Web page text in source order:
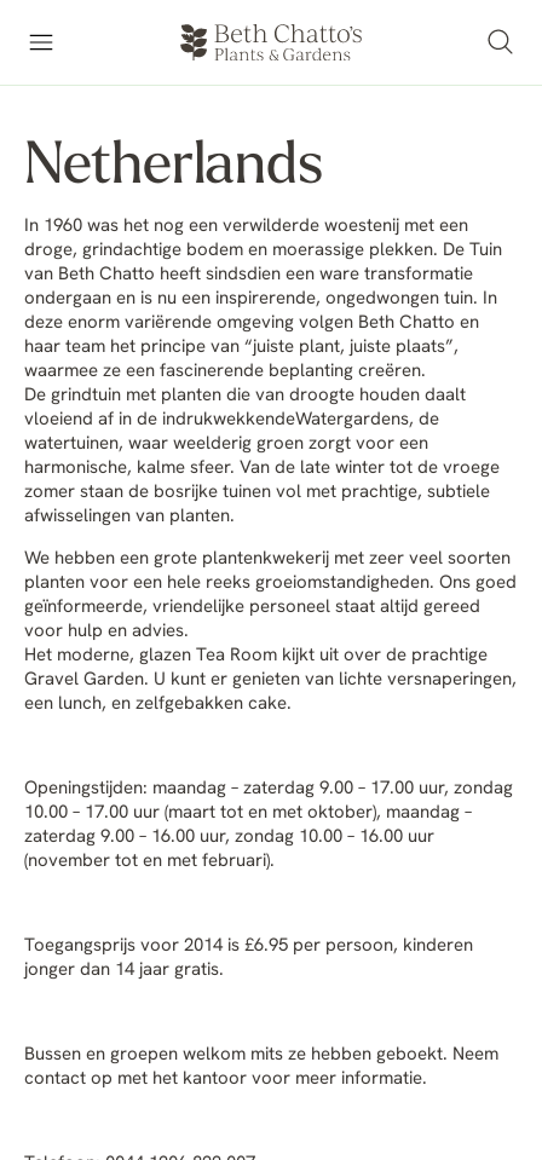
Netherlands
In 1960 was het nog een verwilderde woestenij met een
droge, grindachtige bodem en moerassige plekken. De Tuin
van Beth Chatto heeft sindsdien een ware transformatie
ondergaan en is nu een inspirerende, ongedwongen tuin. In
deze enorm variërende omgeving volgen Beth Chatto en
haar team het principe van “juiste plant, juiste plaats”,
waarmee ze een fascinerende beplanting creëren.
De grindtuin met planten die van droogte houden daalt
vloeiend af in de indrukwekkendeWatergardens, de
watertuinen, waar weelderig groen zorgt voor een
harmonische, kalme sfeer. Van de late winter tot de vroege
zomer staan de bosrijke tuinen vol met prachtige, subtiele
afwisselingen van planten.
We hebben een grote plantenkwekerij met zeer veel soorten
planten voor een hele reeks groeiomstandigheden. Ons goed
geïnformeerde, vriendelijke personeel staat altijd gereed
voor hulp en advies.
Het moderne, glazen Tea Room kijkt uit over de prachtige
Gravel Garden. U kunt er genieten van lichte versnaperingen,
een lunch, en zelfgebakken cake.
Openingstijden: maandag – zaterdag 9.00 – 17.00 uur, zondag
10.00 – 17.00 uur (maart tot en met oktober), maandag –
zaterdag 9.00 – 16.00 uur, zondag 10.00 – 16.00 uur
(november tot en met februari).
Toegangsprijs voor 2014 is £6.95 per persoon, kinderen
jonger dan 14 jaar gratis.
Bussen en groepen welkom mits ze hebben geboekt. Neem
contact op met het kantoor voor meer informatie.